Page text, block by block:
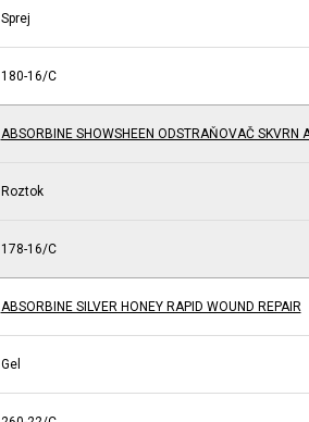
Sprej
180-16/C
ABSORBINE SHOWSHEEN ODSTRAŇOVAČ SKVRN
Roztok
178-16/C
ABSORBINE SILVER HONEY RAPID WOUND REPAIR
Gel